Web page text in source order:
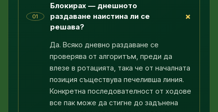
01
Блокирах — днешното
раздаване наистина ли се
решава?
+
Да. Всяко дневно раздаване се
проверява от алгоритъм, преди да
влезе в ротацията, така че от началната
позиция съществува печеливша линия.
Конкретна последователност от ходове
все пак може да стигне до задънена